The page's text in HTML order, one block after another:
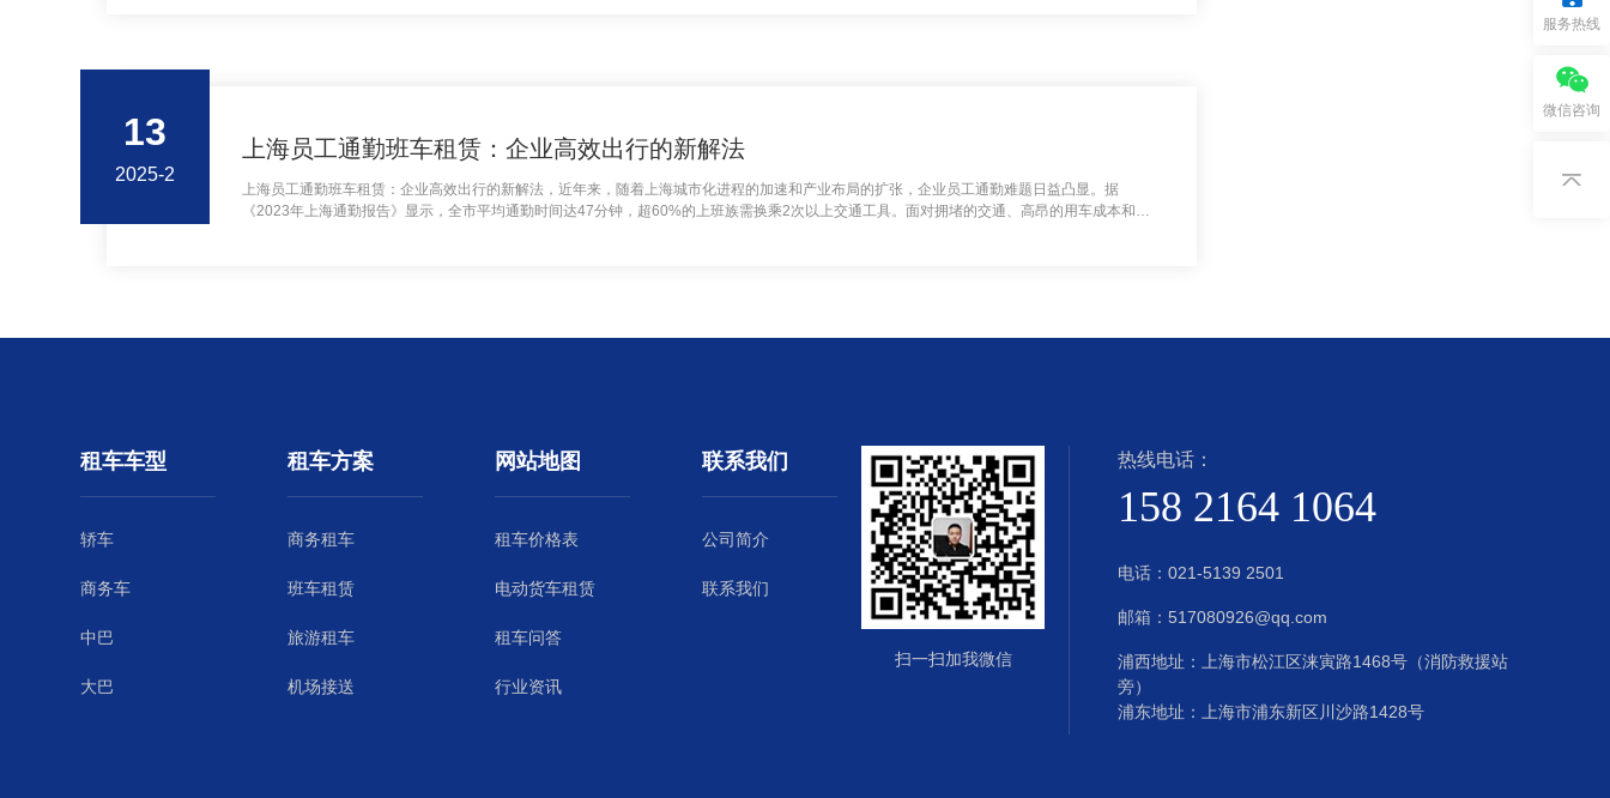
13
2025-2
上海员工通勤班车租赁：企业高效出行的新解法
上海员工通勤班车租赁：企业高效出行的新解法，近年来，随着上海城市化进程的加速和产业布局的扩张，企业员工通勤难题日益凸显。据
《2023年上海通勤报告》显示，全市平均通勤时间达47分钟，超60%的上班族需换乘2次以上交通工具。面对拥堵的交通、高昂的用车成本和员
租车车型
轿车
商务车
中巴
大巴
租车方案
商务租车
班车租赁
旅游租车
机场接送
网站地图
租车价格表
电动货车租赁
租车问答
行业资讯
联系我们
公司简介
联系我们
扫一扫加我微信
热线电话：
158 2164 1064
电话：021-5139 2501
邮箱：517080926@qq.com
浦西地址：上海市松江区涞寅路1468号（消防救援站
旁）
浦东地址：上海市浦东新区川沙路1428号
服务热线
微信咨询